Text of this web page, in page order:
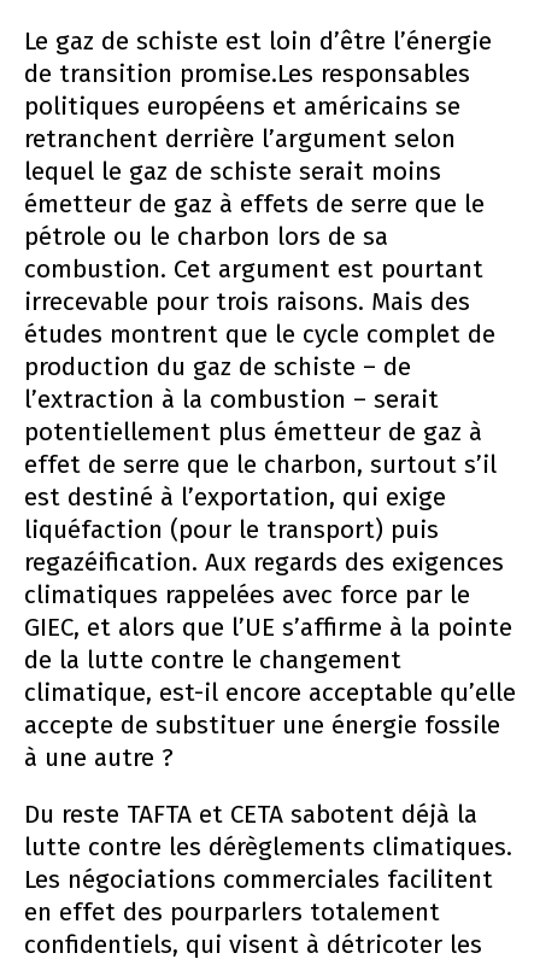
Le gaz de schiste est loin d’être l’énergie
de transition promise.Les responsables
politiques européens et américains se
retranchent derrière l’argument selon
lequel le gaz de schiste serait moins
émetteur de gaz à effets de serre que le
pétrole ou le charbon lors de sa
combustion. Cet argument est pourtant
irrecevable pour trois raisons. Mais des
études montrent que le cycle complet de
production du gaz de schiste – de
l’extraction à la combustion – serait
potentiellement plus émetteur de gaz à
effet de serre que le charbon, surtout s’il
est destiné à l’exportation, qui exige
liquéfaction (pour le transport) puis
regazéification. Aux regards des exigences
climatiques rappelées avec force par le
GIEC, et alors que l’UE s’affirme à la pointe
de la lutte contre le changement
climatique, est-il encore acceptable qu’elle
accepte de substituer une énergie fossile
à une autre ?
Du reste TAFTA et CETA sabotent déjà la
lutte contre les dérèglements climatiques.
Les négociations commerciales facilitent
en effet des pourparlers totalement
confidentiels, qui visent à détricoter les